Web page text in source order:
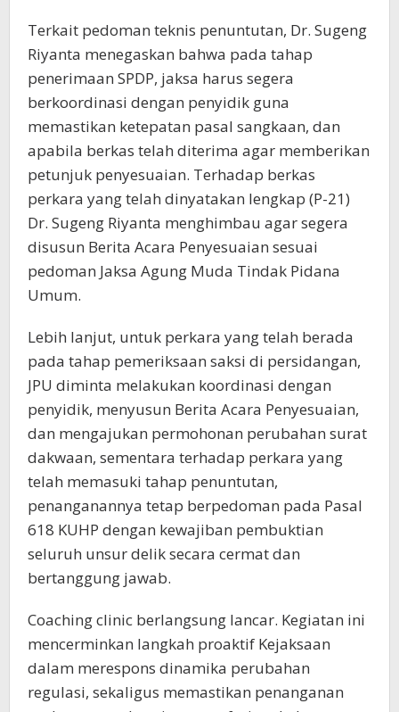
Terkait pedoman teknis penuntutan, Dr. Sugeng
Riyanta menegaskan bahwa pada tahap
penerimaan SPDP, jaksa harus segera
berkoordinasi dengan penyidik guna
memastikan ketepatan pasal sangkaan, dan
apabila berkas telah diterima agar memberikan
petunjuk penyesuaian. Terhadap berkas
perkara yang telah dinyatakan lengkap (P-21)
Dr. Sugeng Riyanta menghimbau agar segera
disusun Berita Acara Penyesuaian sesuai
pedoman Jaksa Agung Muda Tindak Pidana
Umum.
Lebih lanjut, untuk perkara yang telah berada
pada tahap pemeriksaan saksi di persidangan,
JPU diminta melakukan koordinasi dengan
penyidik, menyusun Berita Acara Penyesuaian,
dan mengajukan permohonan perubahan surat
dakwaan, sementara terhadap perkara yang
telah memasuki tahap penuntutan,
penanganannya tetap berpedoman pada Pasal
618 KUHP dengan kewajiban pembuktian
seluruh unsur delik secara cermat dan
bertanggung jawab.
Coaching clinic berlangsung lancar. Kegiatan ini
mencerminkan langkah proaktif Kejaksaan
dalam merespons dinamika perubahan
regulasi, sekaligus memastikan penanganan